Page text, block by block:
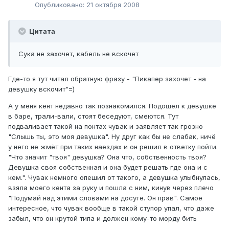
Опубликовано: 21 октября 2008
Цитата
Сука не захочет, кабель не вскочет
Где-то я тут читал обратную фразу - "Пикапер захочет - на
девушку вскочит"=)
А у меня кент недавно так познакомился. Подошёл к девушке
в баре, трали-вали, стоят беседуют, смеются. Тут
подваливает такой на понтах чувак и заявляет так грозно
"Слышь ты, это моя девушка". Ну друг как бы не слабак, ничё
у него не жмёт при таких наездах и он решил в ответку пойти.
"Что значит "твоя" девушка? Она что, собственность твоя?
Девушка своя собственная и она будет решать где она и с
кем.". Чувак немного опешил от такого, а девушка улыбнулась,
взяла моего кента за руку и пошла с ним, кинув через плечо
"Подумай над этими словами на досуге. Он прав". Самое
интересное, что чувак вообще в такой ступор упал, что даже
забыл, что он крутой типа и должен кому-то морду бить